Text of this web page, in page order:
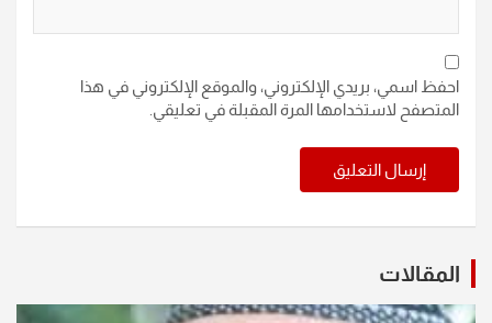
احفظ اسمي، بريدي الإلكتروني، والموقع الإلكتروني في هذا
المتصفح لاستخدامها المرة المقبلة في تعليقي.
المقالات